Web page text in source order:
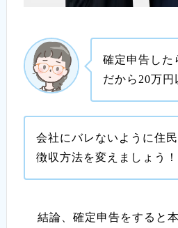
確定申告した
だから20万
会社にバレないように住
徴収方法を変えましょう！
結論、確定申告をすると